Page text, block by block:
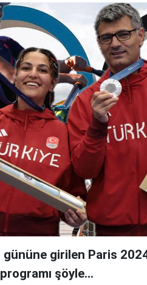
girilen Paris
şöyle...